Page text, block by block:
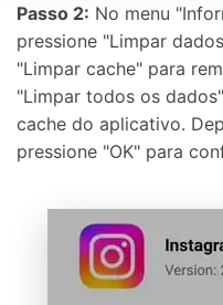
Passo 2: No menu
pressione "Limpar
"Limpar cache" para
"Limpar todos os
cache do aplicativo.
pressione "OK" para